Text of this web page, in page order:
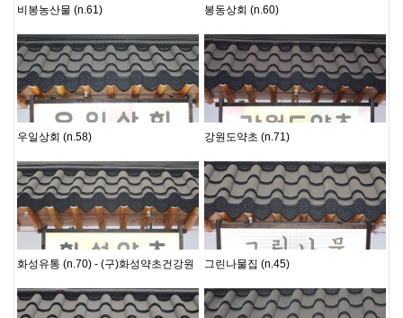
못골지기
비봉농산물 (n.61) 못골지기
봉동상회 (n.60)
못골지기
우일상회 (n.58) 못골지기
강원도약초 (n.71)
못골지기
화성유통 (n.70) - (구)화성약초건강원 못골지기
그린나물집 (n.45)